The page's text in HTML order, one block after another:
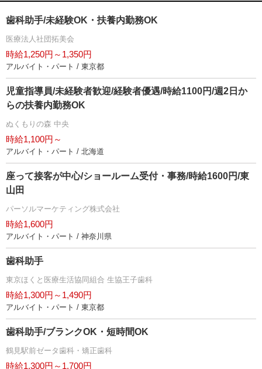
歯科助手/未経験OK・扶養内勤務OK
医療法人社団拓美会
時給1,250円～1,350円
アルバイト・パート / 東京都
児童指導員/未経験者歓迎/経験者優遇/時給1100円/週2日か
らの扶養内勤務OK
ぬくもりの森 中央
時給1,100円～
アルバイト・パート / 北海道
座って接客が中心/ショールーム受付・事務/時給1600円/東
山田
パーソルマーケティング株式会社
時給1,600円
アルバイト・パート / 神奈川県
歯科助手
東京ほくと医療生活協同組合 生協王子歯科
時給1,300円～1,490円
アルバイト・パート / 東京都
歯科助手/ブランクOK・短時間OK
鶴見駅前ゼータ歯科・矯正歯科
時給1,300円～1,700円